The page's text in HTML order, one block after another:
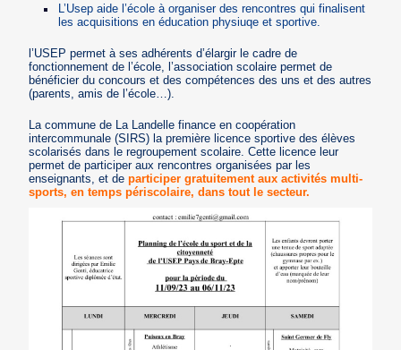
L’Usep aide l’école à organiser des rencontres qui finalisent
les acquisitions en éducation physiuqe et sportive.
l’USEP permet à ses adhérents d’élargir le cadre de
fonctionnement de l’école, l’association scolaire permet de
bénéficier du concours et des compétences des uns et des autres
(parents, amis de l’école…).
La commune de La Landelle finance en coopération
intercommunale (SIRS) la première licence sportive des élèves
scolarisés dans le regroupement scolaire. Cette licence leur
permet de participer aux rencontres organisées par les
enseignants, et departiciper gratuitement aux activités multi-
sports, en temps périscolaire, dans tout le secteur.